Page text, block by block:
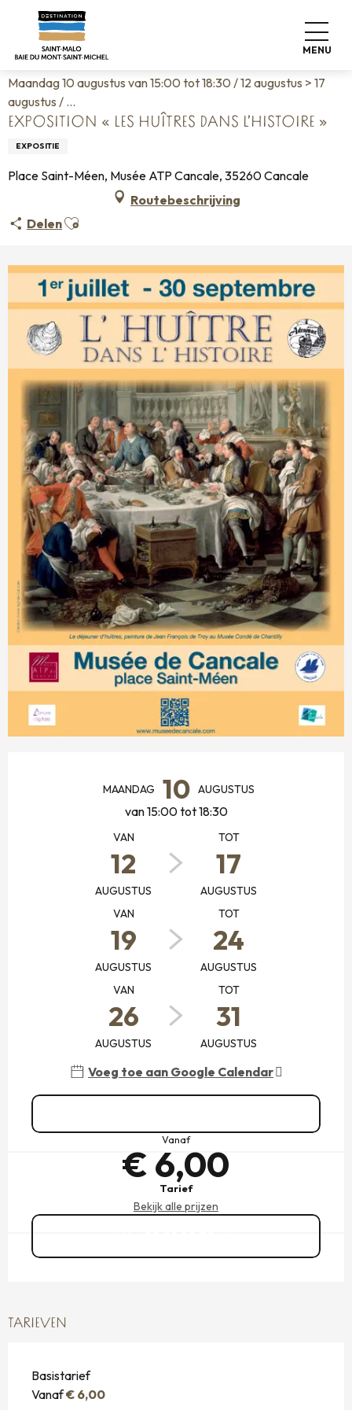
contenu
MENU
Home Wonen zoals thuis
Exposition « Les huîtres dans l’Histoire »
Maandag 10 augustus van 15:00 tot 18:30 / 12 augustus > 17
augustus / ...
EXPOSITION « LES HUÎTRES DANS L’HISTOIRE »
EXPOSITIE
Place Saint-Méen, Musée ATP Cancale, 35260 Cancale
Routebeschrijving
DelenAjouter aux favoris
MAANDAG 10 AUGUSTUS
van 15:00 tot 18:30
VAN
12
AUGUSTUS
TOT
17
AUGUSTUS
VAN
19
AUGUSTUS
TOT
24
AUGUSTUS
VAN
26
AUGUSTUS
TOT
31
AUGUSTUS
Voeg toe aan Google Calendar
Vanaf
€ 6,00
Tarief
Bekijk alle prijzen
TARIEVEN
Basistarief
Vanaf€ 6,00